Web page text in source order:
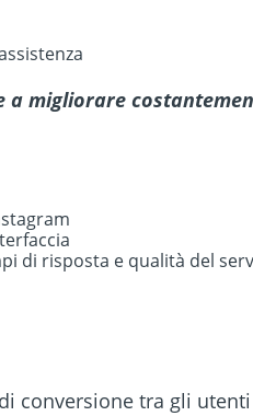
a migliorare
di risposta e qualità del
conversione tra gli